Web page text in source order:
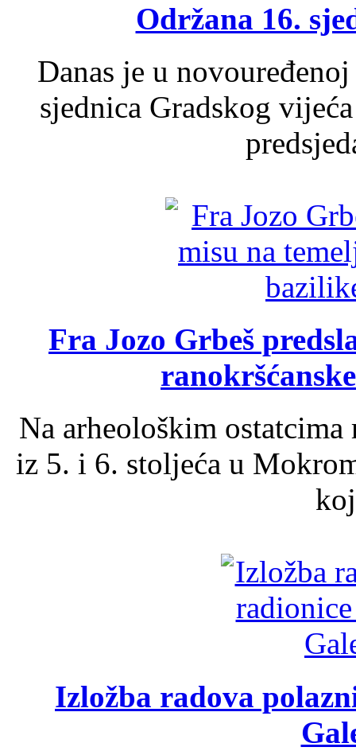
Održana 16.
Danas je u
sjednica Gradskog
Fra Jozo Grbeš
Na arheološkim
iz 5. i 6. stoljeća u
Izložba radova